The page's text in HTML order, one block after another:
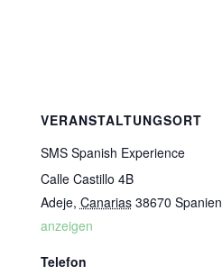
VERANSTALTUNGSORT
SMS Spanish Experience
Calle Castillo 4B
Adeje, Canarias 38670 Spanien
anzeigen
Telefon